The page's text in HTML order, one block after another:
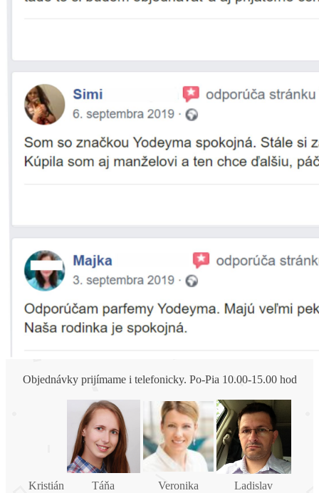
Objednávky prijímame i telefonicky. Po-Pia 10.00-15.00 hod
Kristián Táňa Veronika Ladislav